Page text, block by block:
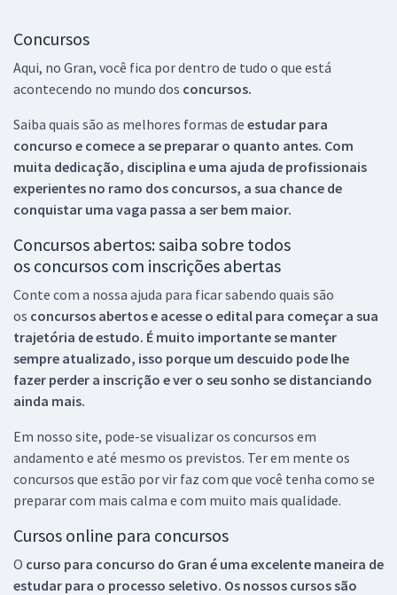
Concursos
Aqui, no Gran, você fica por dentro de tudo o que está
acontecendo no mundo dos concursos.
Saiba quais são as melhores formas de estudar para
concurso e comece a se preparar o quanto antes. Com
muita dedicação, disciplina e uma ajuda de profissionais
experientes no ramo dos concursos, a sua chance de
conquistar uma vaga passa a ser bem maior.
Concursos abertos: saiba sobre todos
os concursos com inscrições abertas
Conte com a nossa ajuda para ficar sabendo quais são
os concursos abertos e acesse o edital para começar a sua
trajetória de estudo. É muito importante se manter
sempre atualizado, isso porque um descuido pode lhe
fazer perder a inscrição e ver o seu sonho se distanciando
ainda mais.
Em nosso site, pode-se visualizar os concursos em
andamento e até mesmo os previstos. Ter em mente os
concursos que estão por vir faz com que você tenha como se
preparar com mais calma e com muito mais qualidade.
Cursos online para concursos
O curso para concurso do Gran é uma excelente maneira de
estudar para o processo seletivo. Os nossos cursos são